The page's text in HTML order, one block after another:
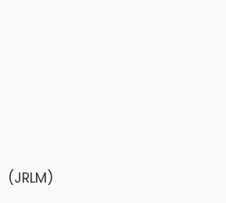
(JRLM)